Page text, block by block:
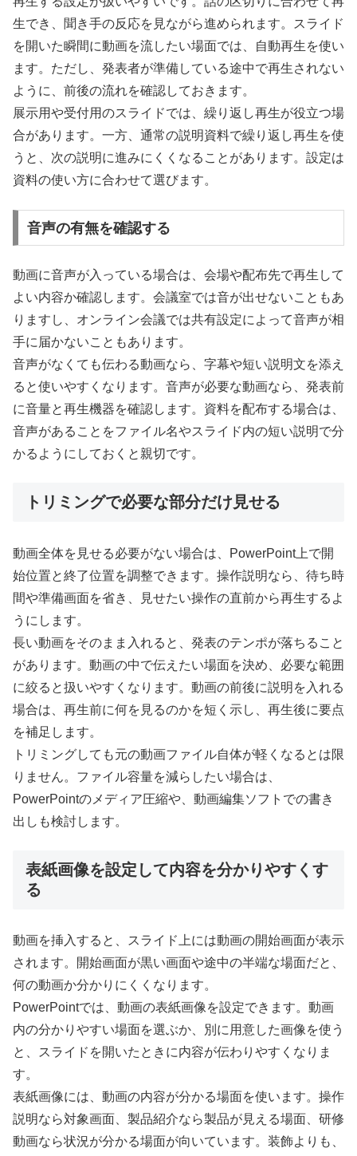
生でき、聞き手の反応を見ながら進められます。スライド
を開いた瞬間に動画を流したい場面では、自動再生を使い
ます。ただし、発表者が準備している途中で再生されない
ように、前後の流れを確認しておきます。
展示用や受付用のスライドでは、繰り返し再生が役立つ場
合があります。一方、通常の説明資料で繰り返し再生を使
うと、次の説明に進みにくくなることがあります。設定は
資料の使い方に合わせて選びます。
音声の有無を確認する
動画に音声が入っている場合は、会場や配布先で再生して
よい内容か確認します。会議室では音が出せないこともあ
りますし、オンライン会議では共有設定によって音声が相
手に届かないこともあります。
音声がなくても伝わる動画なら、字幕や短い説明文を添え
ると使いやすくなります。音声が必要な動画なら、発表前
に音量と再生機器を確認します。資料を配布する場合は、
音声があることをファイル名やスライド内の短い説明で分
かるようにしておくと親切です。
トリミングで必要な部分だけ見せる
動画全体を見せる必要がない場合は、PowerPoint上で開
始位置と終了位置を調整できます。操作説明なら、待ち時
間や準備画面を省き、見せたい操作の直前から再生するよ
うにします。
長い動画をそのまま入れると、発表のテンポが落ちること
があります。動画の中で伝えたい場面を決め、必要な範囲
に絞ると扱いやすくなります。動画の前後に説明を入れる
場合は、再生前に何を見るのかを短く示し、再生後に要点
を補足します。
トリミングしても元の動画ファイル自体が軽くなるとは限
りません。ファイル容量を減らしたい場合は、
PowerPointのメディア圧縮や、動画編集ソフトでの書き
出しも検討します。
表紙画像を設定して内容を分かりやすくす
る
動画を挿入すると、スライド上には動画の開始画面が表示
されます。開始画面が黒い画面や途中の半端な場面だと、
何の動画か分かりにくくなります。
PowerPointでは、動画の表紙画像を設定できます。動画
内の分かりやすい場面を選ぶか、別に用意した画像を使う
と、スライドを開いたときに内容が伝わりやすくなりま
す。
表紙画像には、動画の内容が分かる場面を使います。操作
説明なら対象画面、製品紹介なら製品が見える場面、研修
動画なら状況が分かる場面が向いています。装飾よりも、